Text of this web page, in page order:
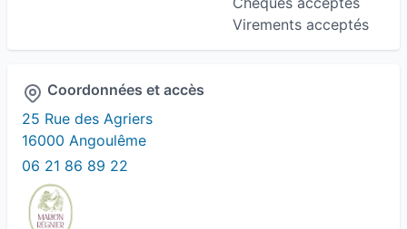
Virements acceptés
Coordonnées et accès
25 Rue des Agriers
16000 Angoulême
06 21 86 89 22